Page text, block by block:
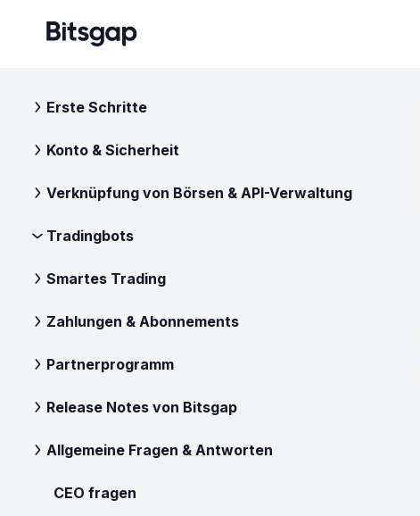
Erste Schritte
Konto & Sicherheit
Verknüpfung von Börsen & API-Verwaltung
Tradingbots
Smartes Trading
Zahlungen & Abonnements
Partnerprogramm
Release Notes von Bitsgap
Allgemeine Fragen & Antworten
CEO fragen